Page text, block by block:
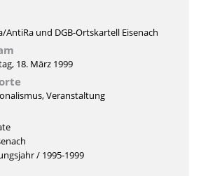
AntiRa und DGB-Ortskartell Eisenach
18. März 1999
,Veranstaltung
/ 1995-1999